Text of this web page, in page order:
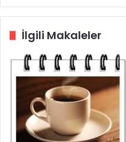
İlgili Makaleler